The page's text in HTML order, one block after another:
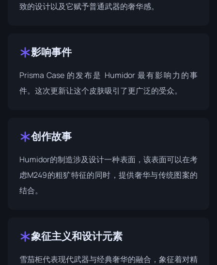
致的设计以及它赋予普通武器的奢华感。
影响事件
Prisma Case 的发布是 Humidor 最有影响力的事
件。这次更新让这个皮肤吸引了更广泛的受众。
创作故事
Humidor的制造涉及设计一种表面，该表面可以在考
虑M249的粗犷特征的同时，提供奢华与传统图案的
结合。
象征主义和设计元素
雪茄柜代表现代武器与经典奢华的融合，象征着对精